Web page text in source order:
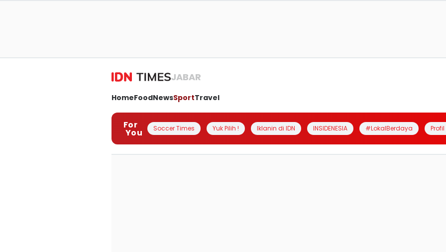
JABAR
HomeFoodNewsSportTravel
For
You Soccer Times Yuk Pilih ! Iklanin di IDN INSIDENESIA #LokalBerdaya